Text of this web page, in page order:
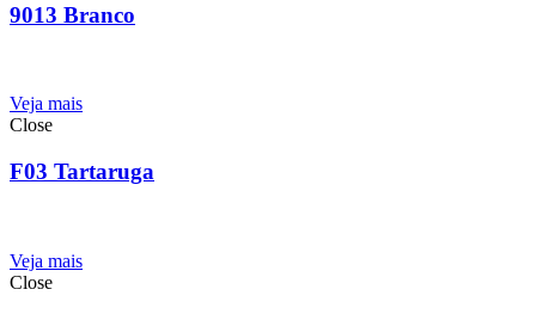
9013 Branco
Veja mais
Close
F03 Tartaruga
Veja mais
Close